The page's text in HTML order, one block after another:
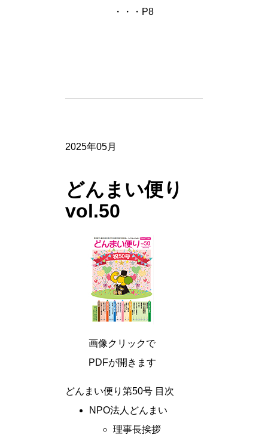
・・・P8
2025年05月
どんまい便り
vol.50
画像クリックで
PDFが開きます
どんまい便り第50号 目次
NPO法人どんまい
理事長挨拶